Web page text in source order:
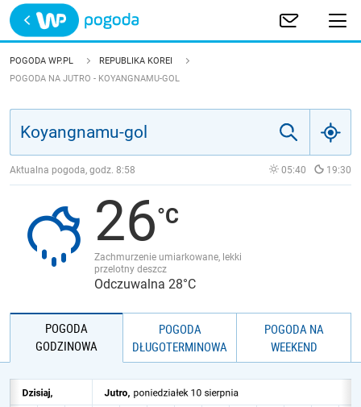
Trwa ładowanie
POLSKA
JAKOŚĆ POWIETRZA
POGODA WP.PL
REPUBLIKA KOREI
POGODA NA JUTRO - KOYANGNAMU-GOL
Aktualna pogoda, godz. 8:58 05:40 19:30
26
Zachmurzenie umiarkowane, lekki
przelotny deszcz
Odczuwalna 28°C
POGODA
GODZINOWA
POGODA
DŁUGOTERMINOWA
POGODA NA
WEEKEND